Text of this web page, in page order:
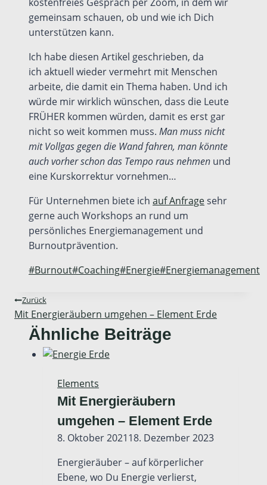
gemeinsam schauen, ob und wie ich Dich
unterstützen kann.
Ich habe diesen Artikel geschrieben, da
ich aktuell wieder vermehrt mit Menschen
arbeite, die damit ein Thema haben. Und ich
würde mir wirklich wünschen, dass die Leute
FRÜHER kommen würden, damit es erst gar
nicht so weit kommen muss. Man muss nicht
mit Vollgas gegen die Wand fahren, man könnte
auch vorher schon das Tempo raus nehmen und
eine Kurskorrektur vornehmen…
Für Unternehmen biete ich auf Anfragesehr
gerne auch Workshops an rund um
persönliches Energiemanagement und
Burnoutprävention.
Schlagworte:
#Burnout#Coaching#Energie#Energiemanagement
Beitragsnavigation
Zurück
Mit Energieräubern umgehen – Element Erde
Ähnliche Beiträge
Elements
Mit Energieräubern
umgehen – Element Erde
VonManuela
8. Oktober 202118. Dezember 2023
Energieräuber – auf körperlicher
Ebene, wo Du Energie verlierst,